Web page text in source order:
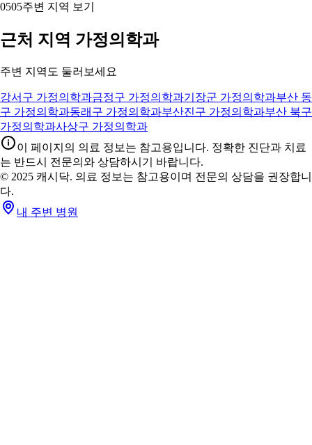
0505주변 지역 보기
근처 지역 가정의학과
주변 지역도 둘러보세요
강서구 가정의학과금정구 가정의학과기장군 가정의학과부산 동
구 가정의학과동래구 가정의학과부산진구 가정의학과부산 북구
가정의학과사상구 가정의학과
이 페이지의 의료 정보는 참고용입니다. 정확한 진단과 치료
는 반드시 전문의와 상담하시기 바랍니다.
© 2025 캐시닥. 의료 정보는 참고용이며 전문의 상담을 권장합니
다.
내 주변 병원